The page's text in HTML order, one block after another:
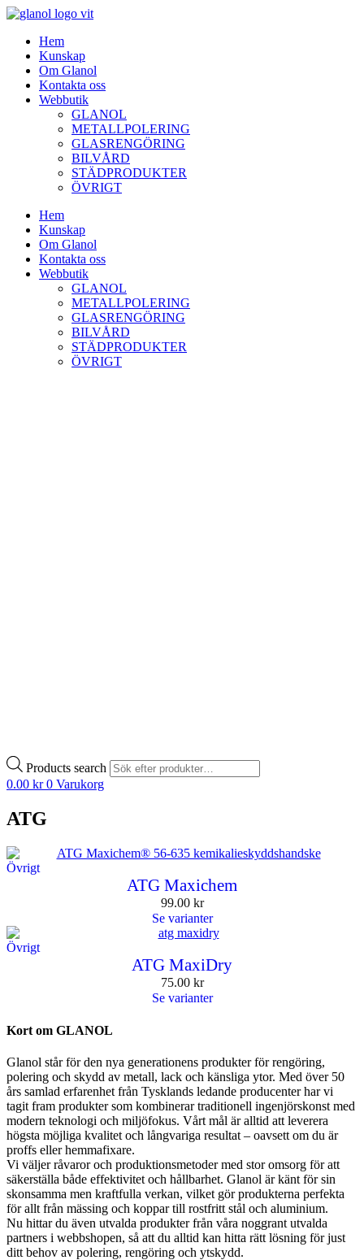
Hem
Kunskap
Om Glanol
Kontakta oss
Webbutik
GLANOL
METALLPOLERING
GLASRENGÖRING
BILVÅRD
STÄDPRODUKTER
ÖVRIGT
Hem
Kunskap
Om Glanol
Kontakta oss
Webbutik
GLANOL
METALLPOLERING
GLASRENGÖRING
BILVÅRD
STÄDPRODUKTER
ÖVRIGT
Products search
0.00 kr 0 Varukorg
ATG
Övrigt
ATG Maxichem
99.00 kr
Se varianter
Övrigt
ATG MaxiDry
75.00 kr
Se varianter
Kort om GLANOL
Glanol står för den nya generationens produkter för rengöring,
polering och skydd av metall, lack och känsliga ytor. Med över 50
års samlad erfarenhet från Tysklands ledande producenter har vi
tagit fram produkter som kombinerar traditionell ingenjörskonst med
modern teknologi och miljöfokus. Vårt mål är alltid att leverera
högsta möjliga kvalitet och långvariga resultat – oavsett om du är
proffs eller hemmafixare.
Vi väljer råvaror och produktionsmetoder med stor omsorg för att
säkerställa både effektivitet och hållbarhet. Glanol är känt för sin
skonsamma men kraftfulla verkan, vilket gör produkterna perfekta
för allt från mässing och koppar till rostfritt stål och aluminium.
Nu hittar du även utvalda produkter från våra noggrant utvalda
partners i webbshopen, så att du alltid kan hitta rätt lösning för just
ditt behov av polering, rengöring och ytskydd.